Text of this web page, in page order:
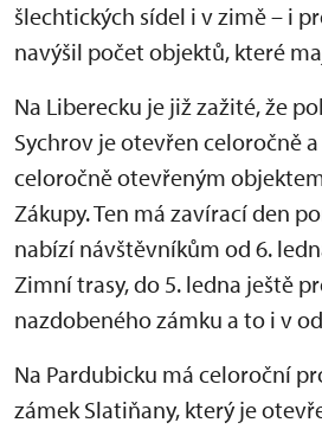
šlechtických sídel i v zimě – i
navýšil počet objektů, které
Na Liberecku je již zažité, že
Sychrov je otevřen celoročně
celoročně otevřeným
Zákupy. Ten má zavírací den
nabízí návštěvníkům od 6.
Zimní trasy, do 5. ledna ještě
nazdobeného zámku a to i v
Na Pardubicku má celoroční
zámek Slatiňany, který je